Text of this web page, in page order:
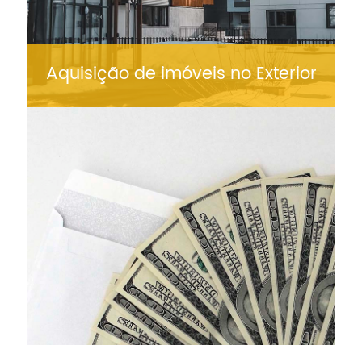
Aquisição de imóveis no Exterior